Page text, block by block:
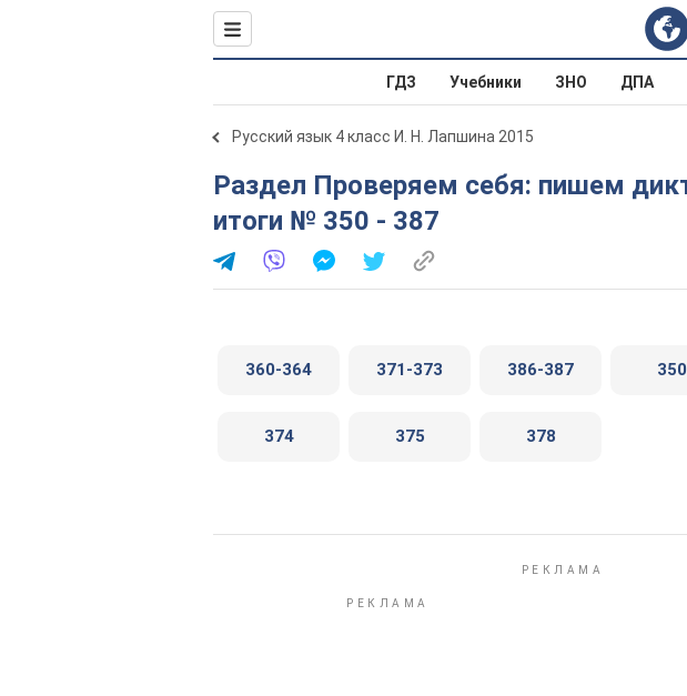
ГДЗ Учебники ЗНО ДПА
Русский язык 4 класс И. Н. Лапшина 2015
Раздел Проверяем себя: пишем диктант - Подводим
итоги № 350 - 387
360-364 371-373 386-387 350
374 375 378